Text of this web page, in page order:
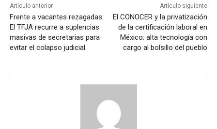
Artículo anterior
Frente a vacantes rezagadas:
El TFJA recurre a suplencias
masivas de secretarias para
evitar el colapso judicial.
Artículo siguiente
El CONOCER y la privatización
de la certificación laboral en
México: alta tecnología con
cargo al bolsillo del pueblo